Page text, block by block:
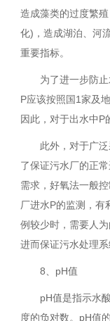
造成藻类的过度繁
化)，造成湖泊、河
重要指标。
为了进一步防
P应该按照国1家及
因此，对于出水中P
此外，对于广
了保证污水厂的正
需求，好氧法一般
厂进水P的监测，有
例较少时，需要人
进而保证污水处理系
8、pH值
pH值是指示水
度的负对数。pH值